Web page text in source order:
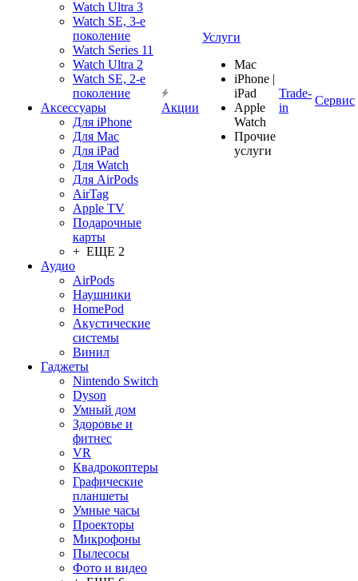
Watch Ultra 3
Watch SE, 3-е
поколение
Watch Series 11
Watch Ultra 2
Watch SE, 2-е
поколение
Аксессуары
Для iPhone
Для Mac
Для iPad
Для Watch
Для AirPods
AirTag
Apple TV
Подарочные
карты
+ ЕЩЕ 2
Аудио
AirPods
Наушники
HomePod
Акустические
системы
Винил
Гаджеты
Nintendo Switch
Dyson
Умный дом
Здоровье и
фитнес
VR
Квадрокоптеры
Графические
планшеты
Умные часы
Проекторы
Микрофоны
Пылесосы
Фото и видео
Акции
Услуги
Mac
iPhone |
iPad
Apple
Watch
Прочие
услуги
Trade-
in
Сервис